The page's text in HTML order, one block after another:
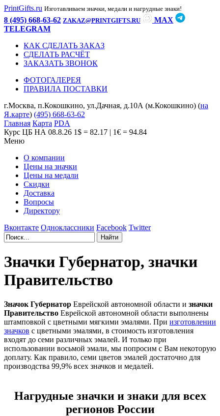
PrintGifts.ru Изготавливаем значки, медали и нагрудные знаки!
8 (495) 668-63-62 ZAKAZ@PRINTGIFTS.RU
MAX
TELEGRAM
КАК СДЕЛАТЬ ЗАКАЗ
СДЕЛАТЬ РАСЧЁТ
ЗАКАЗАТЬ ЗВОНОК
ФОТОГАЛЕРЕЯ
ПРАВИЛА ПОСТАВКИ
г.Москва, п.Кокошкино, ул.Дачная, д.10А (м.Кокошкино) (на
Я.карте) (495) 668-63-62
Главная Карта PDA
Курс ЦБ НА 08.8.26 1$ = 82.17 | 1€ = 94.84
Меню
О компании
Цены на значки
Цены на медали
Скидки
Доставка
Вопросы
Директору
Вконтакте Одноклассники Facebook Twitter
Значки Губернатор, значки
Правительство
Значок Губернатор Еврейской автономной области и значки
Правительство Еврейской автономной области выполнены
штамповкой с цветными мягкими эмалями. При изготовлении
значков с цветными эмалями, в стоимость изготовления
входят до семи различных эмалей. И только при
использовании восьмой эмали, мы попросим с Вам некоторую
доплату. Как правило, семи цветов эмалей достаточно для
производства 99,9% всех значков и медалей.
Нагрудные значки и знаки для всех
регионов России